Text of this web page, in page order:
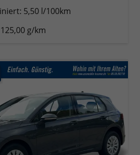
5,50 l/100km
125,00 g/km